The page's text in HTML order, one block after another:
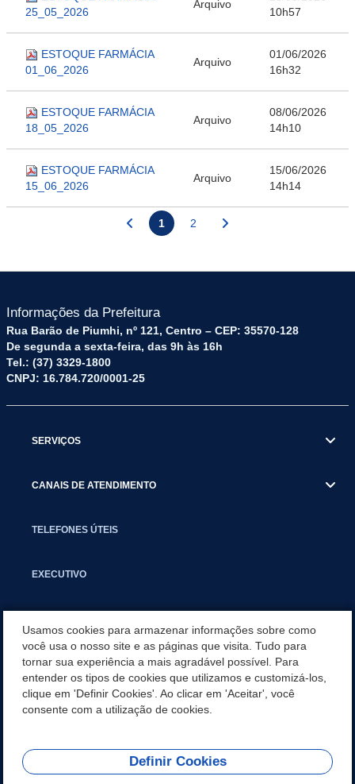
25_05_2026
Arquivo
10h57
ESTOQUE FARMÁCIA
01_06_2026
Arquivo
01/06/2026
16h32
ESTOQUE FARMÁCIA
18_05_2026
Arquivo
08/06/2026
14h10
ESTOQUE FARMÁCIA
15_06_2026
Arquivo
15/06/2026
14h14
1 2
Informações da Prefeitura
Rua Barão de Piumhi, nº 121, Centro – CEP: 35570-128
De segunda a sexta-feira, das 9h às 16h
Tel.: (37) 3329-1800
CNPJ: 16.784.720/0001-25
SERVIÇOS
CANAIS DE ATENDIMENTO
TELEFONES ÚTEIS
EXECUTIVO
APLICATIVO
ESTOQUE DA FARMÁCIA
REDES SOCIAIS
Usamos cookies para armazenar informações sobre como
você usa o nosso site e as páginas que visita. Tudo para
tornar sua experiência a mais agradável possível. Para
entender os tipos de cookies que utilizamos e customizá-los,
clique em 'Definir Cookies'. Ao clicar em 'Aceitar', você
consente com a utilização de cookies.
Definir Cookies